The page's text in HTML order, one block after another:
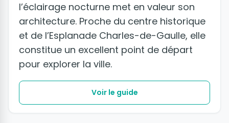
l’éclairage nocturne met en valeur son
architecture. Proche du centre historique
et de l’Esplanade Charles-de-Gaulle, elle
constitue un excellent point de départ
pour explorer la ville.
Voir le guide